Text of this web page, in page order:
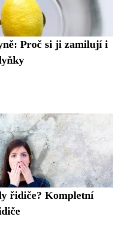
Proč si ji zamilují i
řidiče? Kompletní